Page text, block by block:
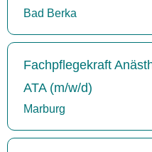
Bad Berka
Fachpflegekraft
ATA (m/w/d)
Marburg